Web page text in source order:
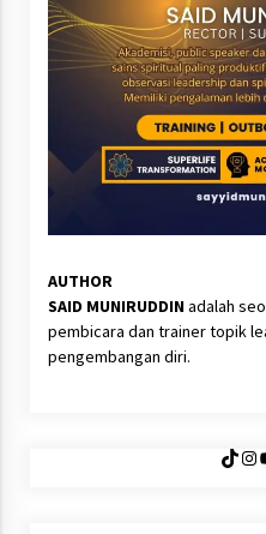
AUTHOR
SAID MUNIRUDDINadalah
pembicara dan trainer topik
pengembangan diri.